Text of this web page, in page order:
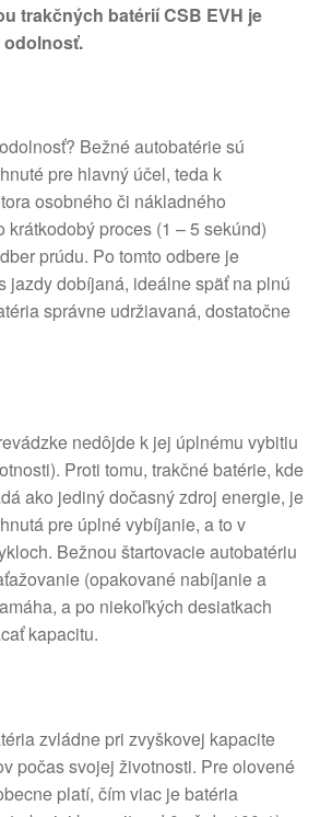
trakčných batérií CSB EVH je
Bežné autobatérie sú
pre hlavný účel, teda k
osobného či nákladného
krátkodobý proces (1 – 5 sekúnd)
prúdu. Po tomto odbere je
jazdy dobíjaná, ideálne späť na plnú
správne udržiavaná, dostatočne
nedôjde k jej úplnému vybitiu
Proti tomu, trakčné batérie, kde
ako jediný dočasný zdroj energie, je
pre úplné vybíjanie, a to v
Bežnou štartovacie autobatériu
(opakované nabíjanie a
a po niekoľkých desiatkach
kapacitu.
zvládne pri zvyškovej kapacite
počas svojej životnosti. Pre olovené
platí, čím viac je batéria